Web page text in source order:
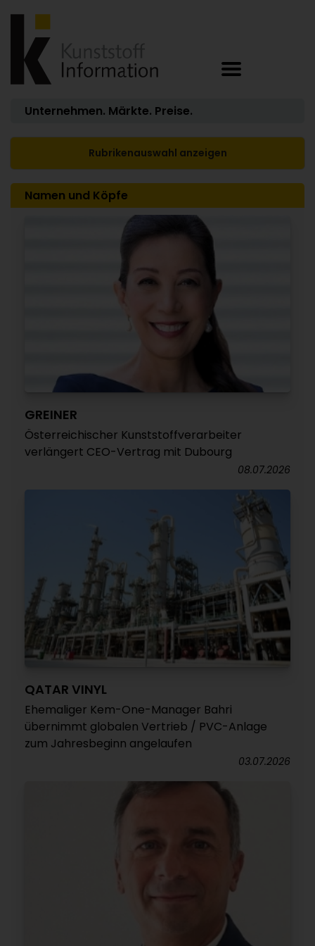
Unternehmen. Märkte. Preise.
Rubrikenauswahl anzeigen
Namen und Köpfe
GREINER
Österreichischer Kunststoffverarbeiter
verlängert CEO-Vertrag mit Dubourg
08.07.2026
QATAR VINYL
Ehemaliger Kem-One-Manager Bahri
übernimmt globalen Vertrieb / PVC-Anlage
zum Jahresbeginn angelaufen
03.07.2026